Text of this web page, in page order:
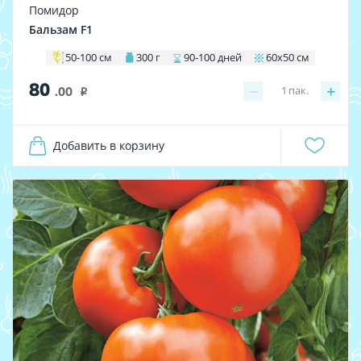
Помидор
Бальзам F1
50-100 см 300 г 90-100 дней 60х50 см
80 .00 i − +
1 пак.
Добавить в корзину